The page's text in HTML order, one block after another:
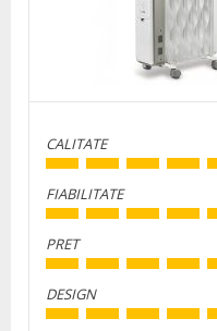
CALITATE
FIABILITATE
PRET
DESIGN